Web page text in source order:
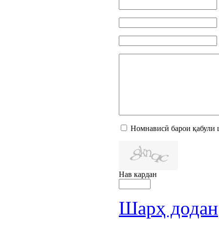
Номнависӣ барои қабули
Нав кардан
Шарҳ додан